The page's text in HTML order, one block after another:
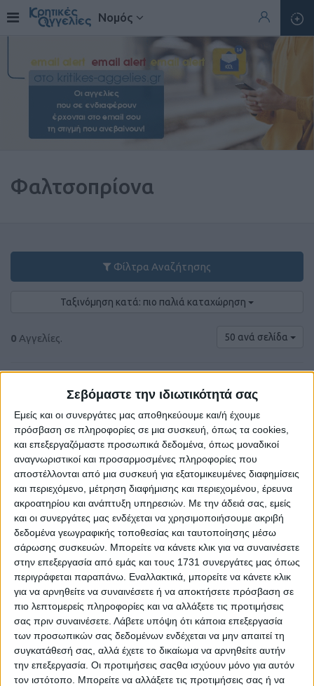
Σεβόμαστε την ιδιωτικότητά σας
Εμείς και οι συνεργάτες μας αποθηκεύουμε και/ή έχουμε
πρόσβαση σε πληροφορίες σε μια συσκευή, όπως τα cookies,
και επεξεργαζόμαστε προσωπικά δεδομένα, όπως μοναδικοί
αναγνωριστικοί και προσαρμοσμένες πληροφορίες που
αποστέλλονται από μια συσκευή για εξατομικευμένες διαφημίσεις
και περιεχόμενο, μέτρηση διαφήμισης και περιεχομένου, έρευνα
ακροατηρίου και ανάπτυξη υπηρεσιών. Με την άδειά σας, εμείς
και οι συνεργάτες μας ενδέχεται να χρησιμοποιήσουμε ακριβή
δεδομένα γεωγραφικής τοποθεσίας και ταυτοποίησης μέσω
σάρωσης συσκευών. Μπορείτε να κάνετε κλικ για να συναινέσετε
στην επεξεργασία από εμάς και τους 1731 συνεργάτες μας όπως
περιγράφεται παραπάνω. Εναλλακτικά, μπορείτε να κάνετε κλικ
για να αρνηθείτε να συναινέσετε ή να αποκτήσετε πρόσβαση σε
πιο λεπτομερείς πληροφορίες και να αλλάξετε τις προτιμήσεις
σας πριν συναινέσετε. Λάβετε υπόψη ότι κάποια επεξεργασία
των προσωπικών σας δεδομένων ενδέχεται να μην απαιτεί τη
συγκατάθεσή σας, αλλά έχετε το δικαίωμα να αρνηθείτε αυτήν
την επεξεργασία. Οι προτιμήσεις σαςθα ισχύουν μόνο για αυτόν
τον ιστότοπο. Μπορείτε να αλλάξετε τις προτιμήσεις σας ή να
Νομός
Φαλτσοπρίονα
Φίλτρα Αναζήτησης
Ταξινόμηση κατά: πιο παλιά καταχώρηση
0 Αγγελίες. 50 ανά σελίδα
Δε βρέθηκαν αγγελίες σύμφωνα με τα
κριτήρια αναζήτησής σας.
Δοκιμάστε να καθαρίσετε όλα τα υπάρχοντα φίλτρα
αναζήτησης.